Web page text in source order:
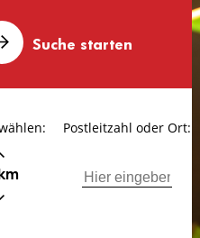
Postleitzahl oder Ort: